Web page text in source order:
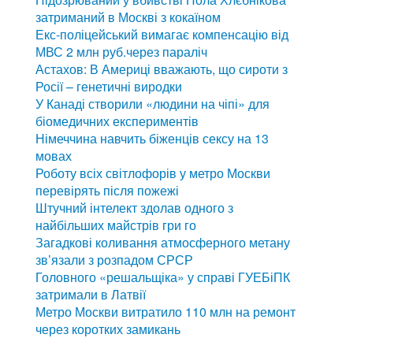
затриманий в Москві з кокаїном
Екс-поліцейський вимагає компенсацію від
МВС 2 млн руб.через параліч
Астахов: В Америці вважають, що сироти з
Росії – генетичні виродки
У Канаді створили «людини на чіпі» для
біомедичних експериментів
Німеччина навчить біженців сексу на 13
мовах
Роботу всіх світлофорів у метро Москви
перевірять після пожежі
Штучний інтелект здолав одного з
найбільших майстрів гри го
Загадкові коливання атмосферного метану
зв’язали з розпадом СРСР
Головного «решальщіка» у справі ГУЕБіПК
затримали в Латвії
Метро Москви витратило 110 млн на ремонт
через коротких замикань